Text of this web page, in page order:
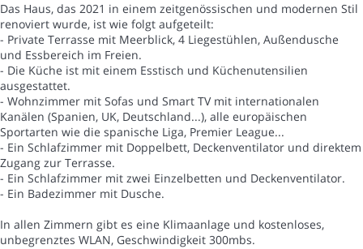
Das Haus, das 2021 in einem zeitgenössischen und modernen Stil
renoviert wurde, ist wie folgt aufgeteilt:
- Private Terrasse mit Meerblick, 4 Liegestühlen, Außendusche
und Essbereich im Freien.
- Die Küche ist mit einem Esstisch und Küchenutensilien
ausgestattet.
- Wohnzimmer mit Sofas und Smart TV mit internationalen
Kanälen (Spanien, UK, Deutschland...), alle europäischen
Sportarten wie die spanische Liga, Premier League...
- Ein Schlafzimmer mit Doppelbett, Deckenventilator und direktem
Zugang zur Terrasse.
- Ein Schlafzimmer mit zwei Einzelbetten und Deckenventilator.
- Ein Badezimmer mit Dusche.
In allen Zimmern gibt es eine Klimaanlage und kostenloses,
unbegrenztes WLAN, Geschwindigkeit 300mbs.